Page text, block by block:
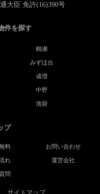
大臣 免許(16)390号
件を探す
鶴瀬
みずほ台
成増
中野
池袋
プ
料
れ
問
お問い合わせ
運営会社
サイトマップ